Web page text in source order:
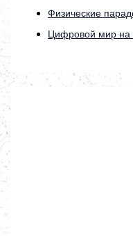
Физические
Цифровой мир на